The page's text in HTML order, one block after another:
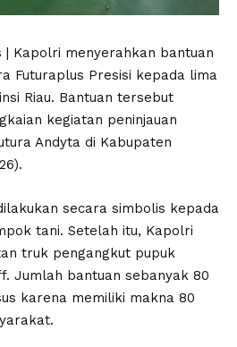
| Kapolri menyerahkan bantuan
Futuraplus Presisi kepada lima
Riau. Bantuan tersebut
kegiatan peninjauan
Andyta di Kabupaten
secara simbolis kepada
tani. Setelah itu, Kapolri
truk pengangkut pupuk
Jumlah bantuan sebanyak 80
karena memiliki makna 80